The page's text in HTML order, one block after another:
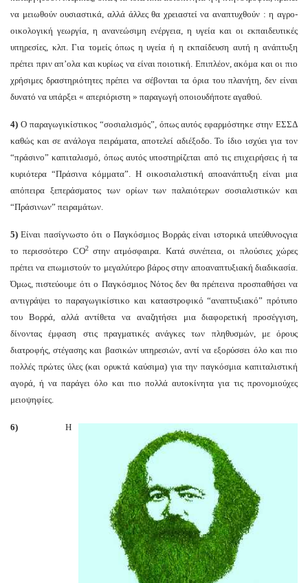
να μειωθούν ουσιαστικά, αλλά άλλες θα χρειαστεί να αναπτυχθούν : η αγρο-
οικολογική γεωργία, η ανανεώσιμη ενέργεια, η υγεία και οι εκπαιδευτικές
υπηρεσίες, κλπ. Για τομείς όπως η υγεία ή η εκπαίδευση αυτή η ανάπτυξη
πρέπει πριν απ’ολα και κυρίως να είναι ποιοτική. Επιπλέον, ακόμα και οι πιο
χρήσιμες δραστηριότητες πρέπει να σέβονται τα όρια του πλανήτη, δεν είναι
δυνατό να υπάρξει « απεριόριστη » παραγωγή οποιουδήποτε αγαθού.
4) Ο παραγωγικίστικος “σοσιαλισμός”, όπως αυτός εφαρμόστηκε στην ΕΣΣΔ
καθώς και σε ανάλογα πειράματα, αποτελεί αδιέξοδο. Το ίδιο ισχύει για τον
“πράσινο” καπιταλισμό, όπως αυτός υποστηρίζεται από τις επιχειρήσεις ή τα
κυριότερα “Πράσινα κόμματα”. Η οικοσιαλιστική αποανάπτυξη είναι μια
απόπειρα ξεπεράσματος των ορίων των παλαιότερων σοσιαλιστικών και
“Πράσινων” πειραμάτων.
5) Είναι πασίγνωστο ότι ο Παγκόσμιος Βορράς είναι ιστορικά υπεύθυνοςγια
το περισσότερο CO2στην ατμόσφαιρα. Κατά συνέπεια, οι πλούσιες χώρες
πρέπει να επωμιστούν το μεγαλύτερο βάρος στην αποαναπτυξιακή διαδικασία.
Όμως, πιστεύουμε ότι ο Παγκόσμιος Νότος δεν θα πρέπεινα προσπαθήσει να
αντιγράψει το παραγωγικίστικο και καταστροφικό “αναπτυξιακό” πρότυπο
του Βορρά, αλλά αντίθετα να αναζητήσει μια διαφορετική προσέγγιση,
δίνοντας έμφαση στις πραγματικές ανάγκες των πληθυσμών, με όρους
διατροφής, στέγασης και βασικών υπηρεσιών, αντί να εξορύσσει όλο και πιο
πολλές πρώτες ύλες (και ορυκτά καύσιμα) για την παγκόσμια καπιταλιστική
αγορά, ή να παράγει όλο και πιο πολλά αυτοκίνητα για τις προνομιούχες
μειοψηφίες.
6) Η